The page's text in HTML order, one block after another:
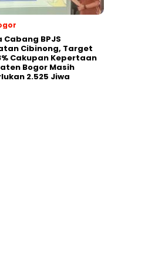
Cabang BPJS
Cibinong, Target
Cakupan Kepertaan
Bogor Masih
2.525 Jiwa